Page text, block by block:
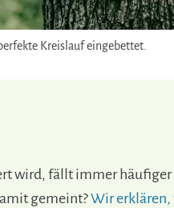
Kreislauf eingebettet.
wird, fällt immer
gemeint?Wir erklären,